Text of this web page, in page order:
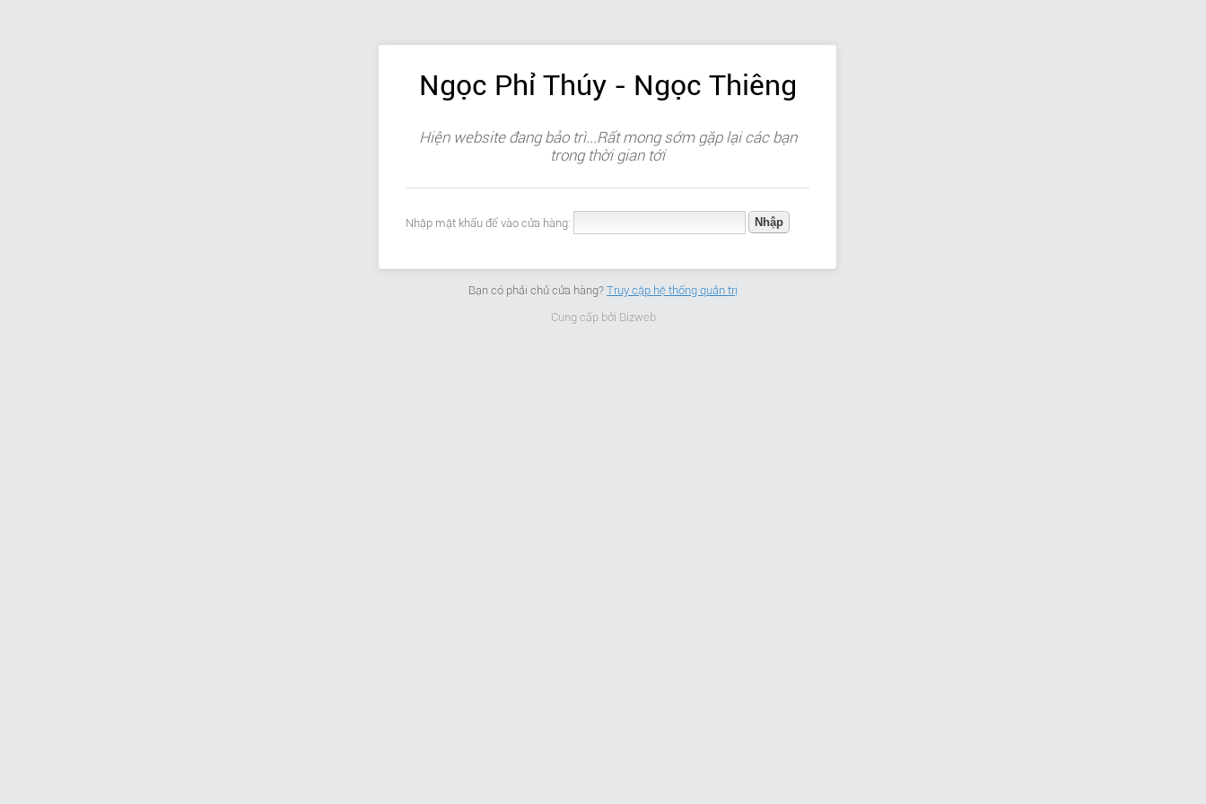
Ngọc Phỉ Thúy - Ngọc Thiêng
Hiện website đang bảo trì...Rất mong sớm gặp lại các bạn
trong thời gian tới
Nhập mật khẩu để vào cửa hàng:
Bạn có phải chủ cửa hàng? Truy cập hệ thống quản trị
Cung cấp bởi Bizweb